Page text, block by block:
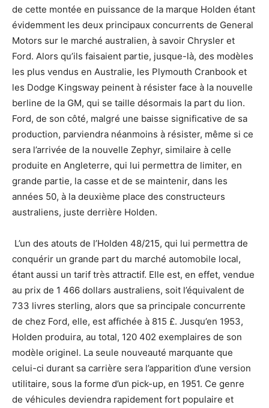
de cette montée en puissance de la marque Holden étant
évidemment les deux principaux concurrents de General
Motors sur le marché australien, à savoir Chrysler et
Ford. Alors qu’ils faisaient partie, jusque-là, des modèles
les plus vendus en Australie, les Plymouth Cranbook et
les Dodge Kingsway peinent à résister face à la nouvelle
berline de la GM, qui se taille désormais la part du lion.
Ford, de son côté, malgré une baisse significative de sa
production, parviendra néanmoins à résister, même si ce
sera l’arrivée de la nouvelle Zephyr, similaire à celle
produite en Angleterre, qui lui permettra de limiter, en
grande partie, la casse et de se maintenir, dans les
années 50, à la deuxième place des constructeurs
australiens, juste derrière Holden.
L’un des atouts de l’Holden 48/215, qui lui permettra de
conquérir un grande part du marché automobile local,
étant aussi un tarif très attractif. Elle est, en effet, vendue
au prix de 1 466 dollars australiens, soit l’équivalent de
733 livres sterling, alors que sa principale concurrente
de chez Ford, elle, est affichée à 815 £. Jusqu’en 1953,
Holden produira, au total, 120 402 exemplaires de son
modèle originel. La seule nouveauté marquante que
celui-ci durant sa carrière sera l’apparition d’une version
utilitaire, sous la forme d’un pick-up, en 1951. Ce genre
de véhicules deviendra rapidement fort populaire et